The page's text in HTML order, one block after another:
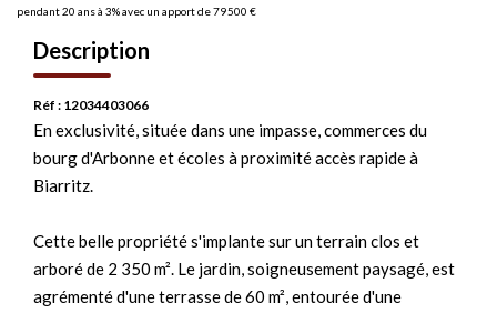
pendant 20 ans à 3% avec un apport de 79 500 €
Description
Réf : 12034403066
En exclusivité, située dans une impasse, commerces du
bourg d'Arbonne et écoles à proximité accès rapide à
Biarritz.
Cette belle propriété s'implante sur un terrain clos et
arboré de 2 350 m². Le jardin, soigneusement paysagé, est
agrémenté d'une terrasse de 60 m², entourée d'une